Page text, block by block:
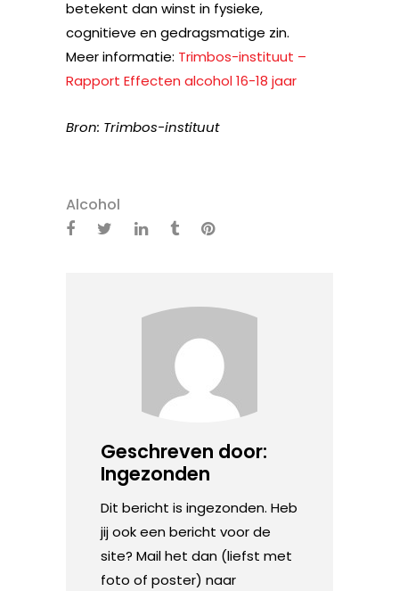
betekent dan winst in fysieke,
cognitieve en gedragsmatige zin.
Meer informatie: Trimbos-instituut –
Rapport Effecten alcohol 16-18 jaar
Bron: Trimbos-instituut
Alcohol
Geschreven door:
Ingezonden
Dit bericht is ingezonden. Heb
jij ook een bericht voor de
site? Mail het dan (liefst met
foto of poster) naar